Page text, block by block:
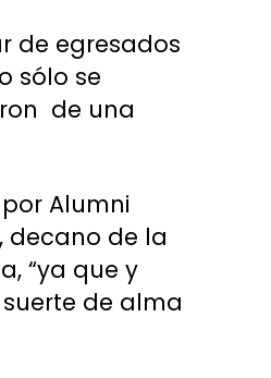
de egresados
sólo se
de una
Alumni
decano de la
“ya que y
de alma